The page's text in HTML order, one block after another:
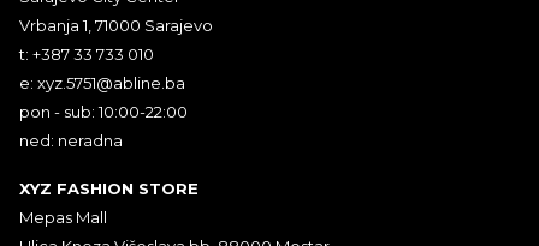
Vrbanja 1, 71000 Sarajevo
t: +387 33 733 010
e: xyz.5751@abline.ba
pon - sub: 10:00-22:00
ned: neradna
XYZ FASHION STORE
Mepas Mall